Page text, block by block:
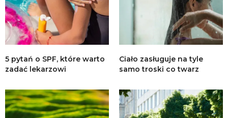
5 pytań o SPF, które warto
zadać lekarzowi
Ciało zasługuje na tyle
samo troski co twarz